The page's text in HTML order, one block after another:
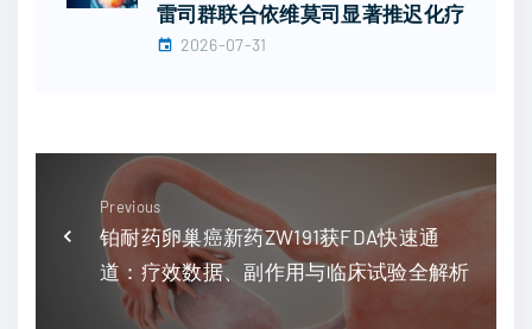
雷司群联合依维莫司显著推迟化疗
2026-07-31
Previous
铂耐药卵巢癌新药ZW191获FDA快速通
道：疗效数据、副作用与临床试验全解析